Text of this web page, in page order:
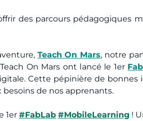
des parcours pédagogiques
Teach On Mars, notre
On Mars ont lancé le 1er
Cette pépinière de
de nos apprenants.
1er #FabLab #MobileLearning !